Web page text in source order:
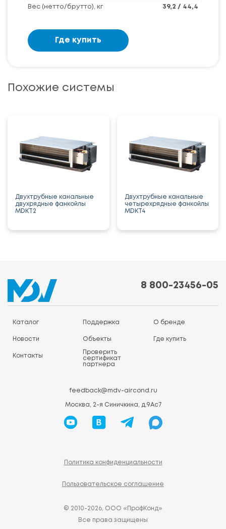
Вес (нетто/брутто), кг 39,2 / 44,4
Где купить
Похожие системы
Двухтрубные канальные
двухрядные фанкойлы
MDKT2
Двухтрубные канальные
четырехрядные фанкойлы
MDKT4
8 800-23456-05
Каталог Поддержка О бренде
Новости Объекты Где купить
Контакты
Проверить
сертификат
партнера
feedback@mdv-aircond.ru
Москва, 2-я Синичкина, д.9Ас7
Политика конфиденциальности
Пользовательское соглашение
© 2010-2026, ООО «ПрофКонд»
Все права защищены